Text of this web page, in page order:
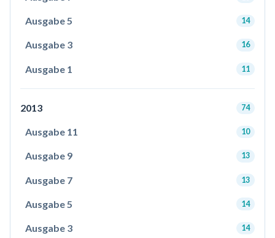
Ausgabe 5 14
Ausgabe 3 16
Ausgabe 1 11
2013 74
Ausgabe 11 10
Ausgabe 9 13
Ausgabe 7 13
Ausgabe 5 14
Ausgabe 3 14